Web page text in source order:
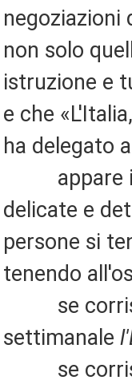
negoziazioni
non solo
istruzione e
e che
ha delegato
appare
delicate e
persone si
tenendo
se
settimanale
se